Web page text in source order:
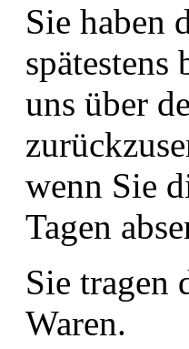
Sie haben
spätestens
uns über
wenn Sie
Tagen
Sie tragen
Waren.